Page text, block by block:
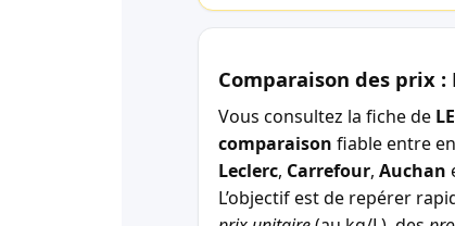
Comparaison des prix
Vous consultez la fiche de
comparaison fiable entre
Leclerc, Carrefour, Auchan
L’objectif est de repérer